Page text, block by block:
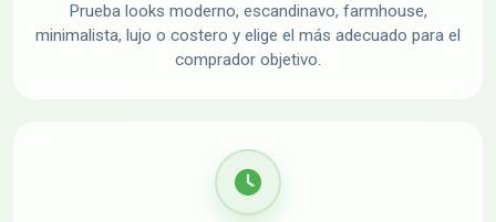
Prueba looks moderno, escandinavo, farmhouse,
minimalista, lujo o costero y elige el más adecuado para el
comprador objetivo.